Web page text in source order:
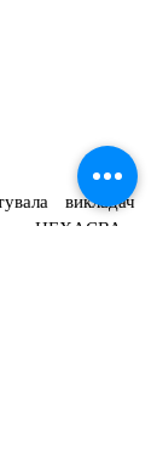
викладач
НЕХАЄВА.